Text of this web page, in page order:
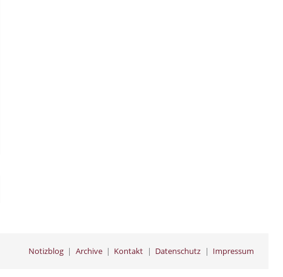
Notizblog Archive Kontakt Datenschutz Impressum